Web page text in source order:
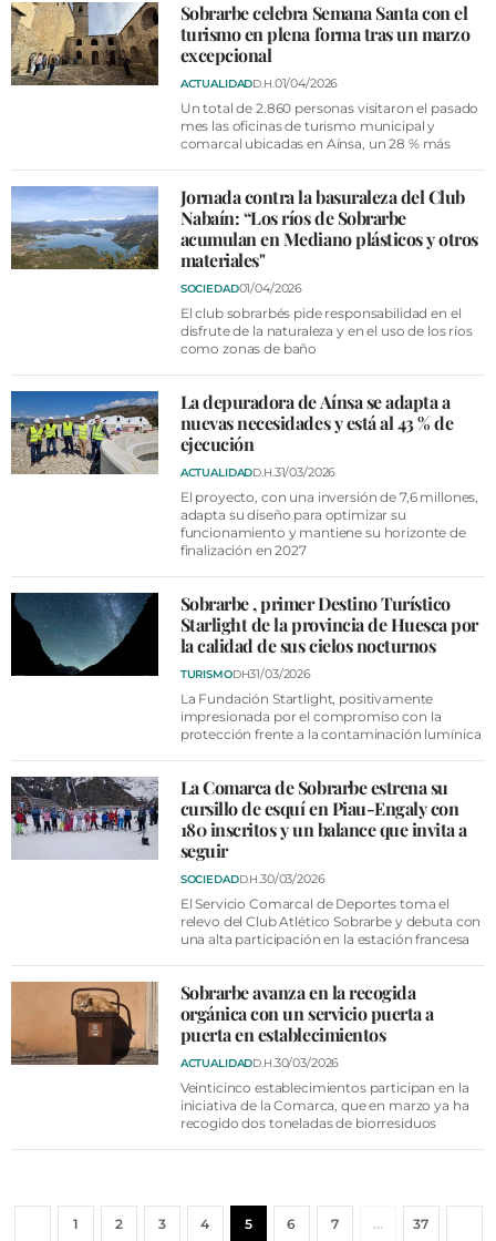
Sobrarbe celebra Semana Santa con el
turismo en plena forma tras un marzo
excepcional
ACTUALIDADD.H. 01/04/2026
Un total de 2.860 personas visitaron el pasado
mes las oficinas de turismo municipal y
comarcal ubicadas en Aínsa, un 28 % más
Jornada contra la basuraleza del Club
Nabaín: “Los ríos de Sobrarbe
acumulan en Mediano plásticos y otros
materiales"
SOCIEDAD01/04/2026
El club sobrarbés pide responsabilidad en el
disfrute de la naturaleza y en el uso de los ríos
como zonas de baño
La depuradora de Aínsa se adapta a
nuevas necesidades y está al 43 % de
ejecución
ACTUALIDADD.H. 31/03/2026
El proyecto, con una inversión de 7,6 millones,
adapta su diseño para optimizar su
funcionamiento y mantiene su horizonte de
finalización en 2027
Sobrarbe , primer Destino Turístico
Starlight de la provincia de Huesca por
la calidad de sus cielos nocturnos
TURISMODH31/03/2026
La Fundación Startlight, positivamente
impresionada por el compromiso con la
protección frente a la contaminación lumínica
La Comarca de Sobrarbe estrena su
cursillo de esquí en Piau-Engaly con
180 inscritos y un balance que invita a
seguir
SOCIEDADD.H.30/03/2026
El Servicio Comarcal de Deportes toma el
relevo del Club Atlético Sobrarbe y debuta con
una alta participación en la estación francesa
Sobrarbe avanza en la recogida
orgánica con un servicio puerta a
puerta en establecimientos
ACTUALIDADD.H. 30/03/2026
Veinticinco establecimientos participan en la
iniciativa de la Comarca, que en marzo ya ha
recogido dos toneladas de biorresiduos
1 2 3 4 5 6 7 … 37